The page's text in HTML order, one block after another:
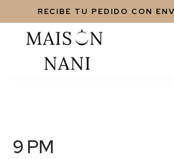
RECIBE TU PEDIDO CON
9 PM